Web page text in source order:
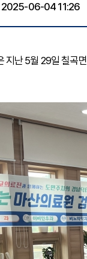
2025-06-04 11:26
난 5월 29일 칠곡